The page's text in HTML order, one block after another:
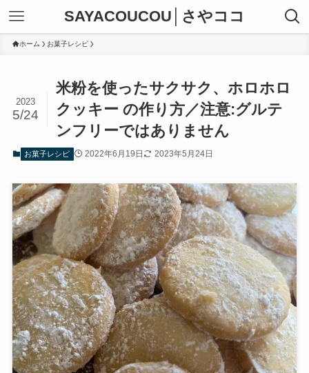
SAYACOUCOU│さやココ
ホーム お菓子レシピ
米粉を使ったサクサク、ホロホロ
クッキー の作り方／注意:グルテ
ンフリーではありません
2023
5/24
お菓子レシピ 2022年6月19日 2023年5月24日